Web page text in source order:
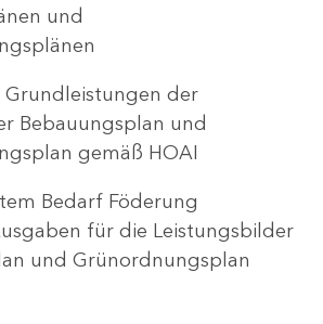
und
Grundleistungen der
Bebauungsplan und
gemäß HOAI
Bedarf Föderung
für die Leistungsbilder
und Grünordnungsplan